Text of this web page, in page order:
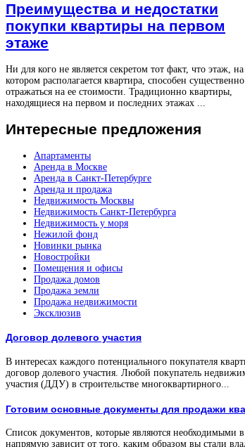
Преимущества и недостатки
покупки квартиры на первом
этаже
Ни для кого не является секретом тот факт, что этаж, на
котором располагается квартира, способен существенно
отражаться на ее стоимости. Традиционно квартиры,
находящиеся на первом и последних этажах ...
Интересные предложения
Апартаменты
Аренда в Москве
Аренда в Санкт-Петербурге
Аренда и продажа
Недвижимость Москвы
Недвижимость Санкт-Петербурга
Недвижимость у моря
Нежилой фонд
Новинки рынка
Новостройки
Помещения и офисы
Продажа домов
Продажа земли
Продажа недвижимости
Эксклюзив
Договор долевого участия
В интересах каждого потенциального покупателя
договор долевого участия. Любой покупатель
участия (ДДУ) в строительстве многоквартирного...
Готовим основные документы для продажи
Список документов, которые являются необходимыми
напрямую зависит от того, каким образом вы стали